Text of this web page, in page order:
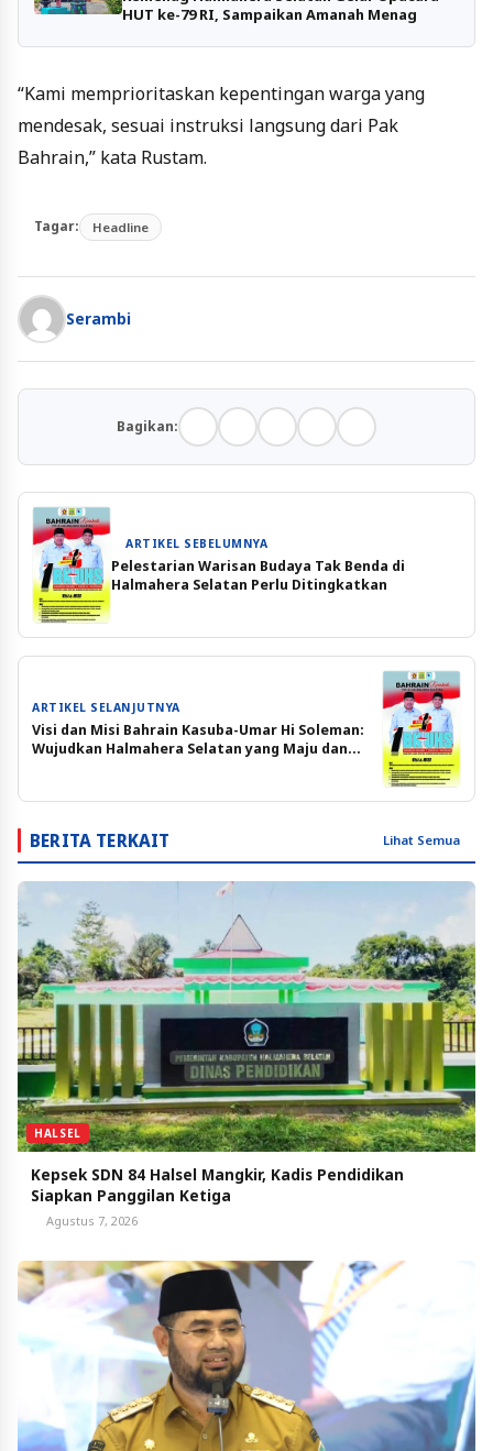
HUT ke-79 RI, Sampaikan Amanah Menag
“Kami memprioritaskan kepentingan warga yang
mendesak, sesuai instruksi langsung dari Pak
Bahrain,” kata Rustam.
Tagar: Headline
Serambi
Bagikan:
ARTIKEL SEBELUMNYA
Pelestarian Warisan Budaya Tak Benda di
Halmahera Selatan Perlu Ditingkatkan
ARTIKEL SELANJUTNYA
Visi dan Misi Bahrain Kasuba-Umar Hi Soleman:
Wujudkan Halmahera Selatan yang Maju dan
BERITA TERKAIT Lihat Semua
HALSEL
Kepsek SDN 84 Halsel Mangkir, Kadis Pendidikan
Siapkan Panggilan Ketiga
Agustus 7, 2026